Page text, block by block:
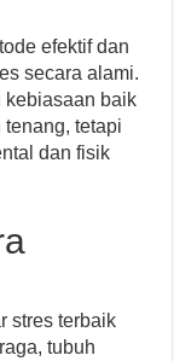
efektif dan
secara alami.
kebiasaan baik
tetapi
dan fisik
stres terbaik
tubuh